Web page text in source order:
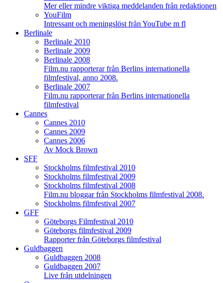
Mer eller mindre viktiga meddelanden från redaktionen
YouFilm
Intressant och meningslöst från YouTube m fl
Berlinale
Berlinale 2010
Berlinale 2009
Berlinale 2008
Film.nu rapporterar från Berlins internationella
filmfestival, anno 2008.
Berlinale 2007
Film.nu rapporterar från Berlins internationella
filmfestival
Cannes
Cannes 2010
Cannes 2009
Cannes 2006
Av Mock Brown
SFF
Stockholms filmfestival 2010
Stockholms filmfestival 2009
Stockholms filmfestival 2008
Film.nu bloggar från Stockholms filmfestival 2008.
Stockholms filmfestival 2007
GFF
Göteborgs Filmfestival 2010
Göteborgs filmfestival 2009
Rapporter från Göteborgs filmfestival
Guldbaggen
Guldbaggen 2008
Guldbaggen 2007
Live från utdelningen